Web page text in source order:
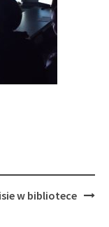
w bibliotece